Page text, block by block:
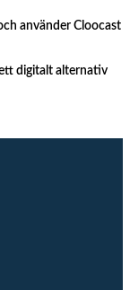
använder Cloocast
digitalt alternativ